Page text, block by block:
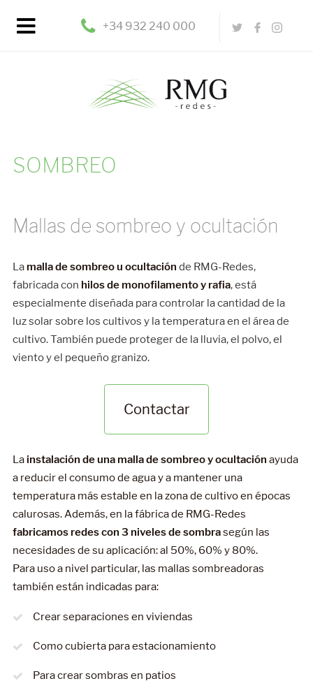
+34 932 240 000
SOMBREO
Mallas de sombreo y ocultación
La malla de sombreo u ocultación de RMG-Redes,
fabricada con hilos de monofilamento y rafia, está
especialmente diseñada para controlar la cantidad de la
luz solar sobre los cultivos y la temperatura en el área de
cultivo. También puede proteger de la lluvia, el polvo, el
viento y el pequeño granizo.
Contactar
La instalación de una malla de sombreo y ocultación ayuda
a reducir el consumo de agua y a mantener una
temperatura más estable en la zona de cultivo en épocas
calurosas. Además, en la fábrica de RMG-Redes
fabricamos redes con 3 niveles de sombrasegún las
necesidades de su aplicación: al 50%, 60% y 80%.
Para uso a nivel particular, las mallas sombreadoras
también están indicadas para:
Crear separaciones en viviendas
Como cubierta para estacionamiento
Para crear sombras en patios